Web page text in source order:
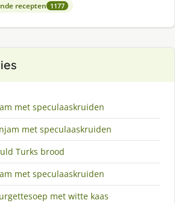
recepten 1177
met speculaaskruiden
met speculaaskruiden
Turks brood
met speculaaskruiden
met witte kaas